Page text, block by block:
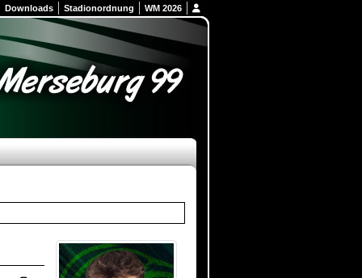
Downloads Stadionordnung WM 2026